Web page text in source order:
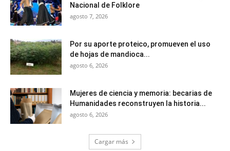
Nacional de Folklore
agosto 7, 2026
Por su aporte proteico, promueven el uso
de hojas de mandioca...
agosto 6, 2026
Mujeres de ciencia y memoria: becarias de
Humanidades reconstruyen la historia...
agosto 6, 2026
Cargar más